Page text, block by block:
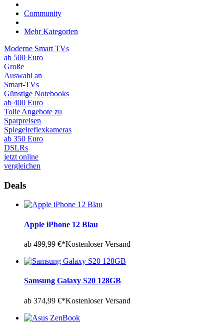
Community
Mehr Kategorien
Moderne Smart TVs
ab 500 Euro
Große
Auswahl an
Smart-TVs
Günstige Notebooks
ab 400 Euro
Tolle Angebote zu
Sparpreisen
Spiegelreflexkameras
ab 350 Euro
DSLRs
jetzt online
vergleichen
Deals
Apple iPhone 12 Blau
ab 499,99 €*Kostenloser Versand
Samsung Galaxy S20 128GB
ab 374,99 €*Kostenloser Versand